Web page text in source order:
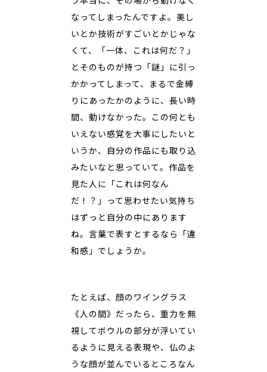
なってしまったんですよ。美し
いとか技術がすごいとかじゃな
くて、「一体、これは何だ？」
とそのものが持つ「謎」に引っ
かかってしまって、まるで金縛
りにあったかのように、長い時
間、動けなかった。この何とも
いえない感覚を大事にしたいと
いうか、自分の作品にも取り込
みたいなと思っていて。作品を
見た人に「これは何なん
だ！？」って思わせたい気持ち
はずっと自分の中にあります
ね。言葉で表すとするなら「違
和感」でしょうか。
たとえば、顔のワイングラス
《人の間》だったら、重力を無
視してボウルの部分が浮いてい
るように見える表現や、仏のよ
うな顔が並んでいるところなん